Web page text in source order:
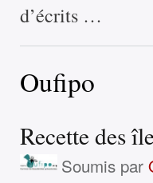
d’écrits …
Oufipo
Recette des
Soumis par